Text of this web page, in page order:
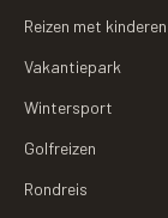
Reizen met kinderen
Vakantiepark
Wintersport
Golfreizen
Rondreis